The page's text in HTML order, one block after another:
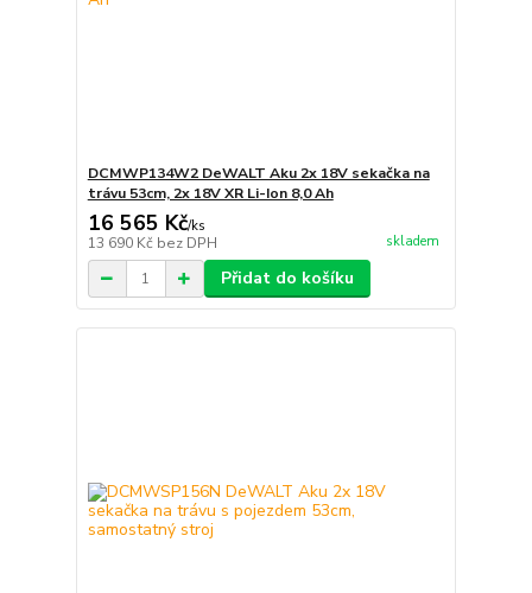
DCMWP134W2 DeWALT Aku 2x 18V sekačka na
trávu 53cm, 2x 18V XR Li-Ion 8,0 Ah
16 565 Kč/ks
13 690 Kč bez DPH skladem
Přidat do košíku